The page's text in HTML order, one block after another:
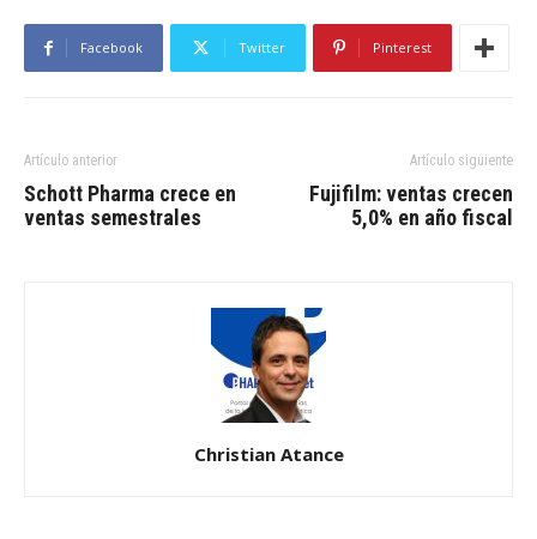
Facebook Twitter Pinterest
Artículo anterior
Schott Pharma crece en
ventas semestrales
Artículo siguiente
Fujifilm: ventas crecen
5,0% en año fiscal
Christian Atance